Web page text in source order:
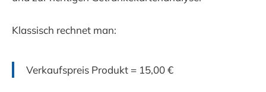
Klassisch rechnet man:
Verkaufspreis Produkt = 15,00 €